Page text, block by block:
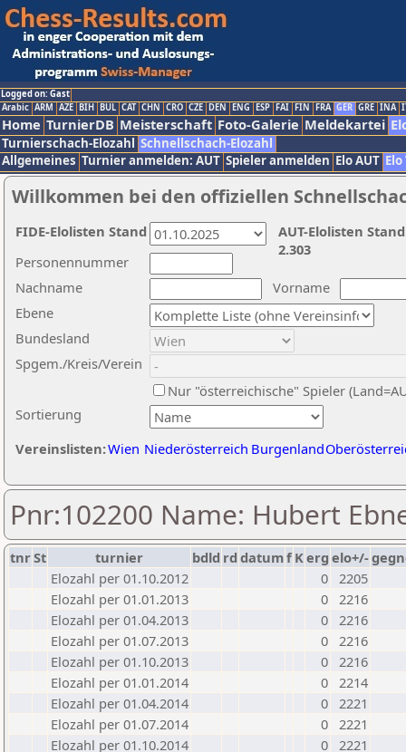
Logged on: Gast
Arabic ARM AZE BIH BUL CAT CHN CRO CZE DEN ENG ESP FAI FIN FRA GER GRE INA
Home TurnierDB Meisterschaft Foto-Galerie Meldekartei
Turnierschach-Elozahl Schnellschach-Elozahl
Allgemeines Turnier anmelden: AUT Spieler anmelden Elo AUT
Willkommen bei den offiziellen
Nachname
Vorname
Ebene
Sortierung
Personennummer
Bundesland
Spgem./Kreis/Verein
Nur "österreichische" Spieler
Vereinslisten:Wien Niederösterreich Burgenland
AUT-Elolisten
2.303
FIDE-Elolisten Stand
Pnr:102200 Name: Hubert
tnrSt turnier bdld rd datumf Kerg elo+/-
Elozahl per 01.10.2012
0 2205
Elozahl per 01.01.2013
0 2216
Elozahl per 01.04.2013
0 2216
Elozahl per 01.07.2013
0 2216
Elozahl per 01.10.2013
0 2216
Elozahl per 01.01.2014
0 2214
Elozahl per 01.04.2014
0 2221
Elozahl per 01.07.2014
0 2221
Elozahl per 01.10.2014
0 2221